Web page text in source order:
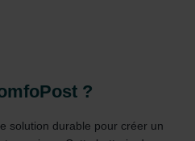
?
solution durable pour créer un